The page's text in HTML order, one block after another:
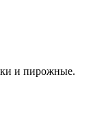
и пирожные.